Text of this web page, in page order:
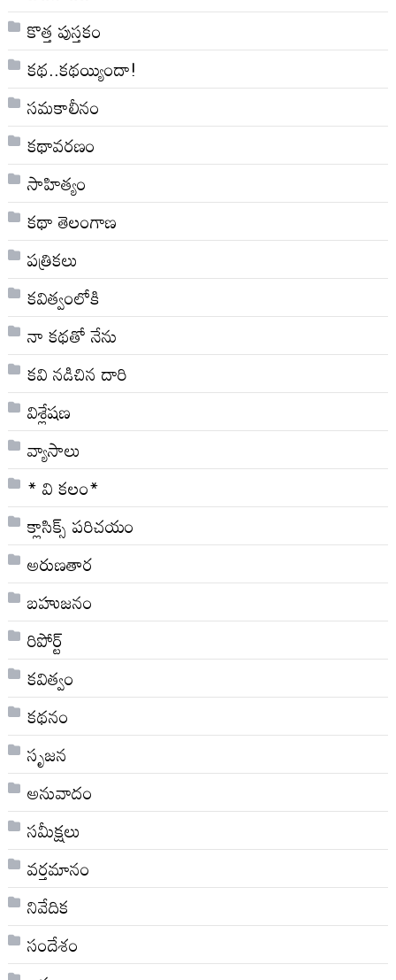
కొత్త పుస్తకం
కథ..కథయ్యిందా!
సమకాలీనం
కథావరణం
సాహిత్యం
కథా తెలంగాణ
పత్రికలు
కవిత్వంలోకి
నా క‌థ‌తో నేను
కవి నడిచిన దారి
విశ్లేషణ
వ్యాసాలు
* వి క‌లం*
క్లాసిక్స్ ప‌రిచ‌యం
అరుణతార
బహుజనం
రిపోర్ట్
కవిత్వం
కథనం
సృజన
అనువాదం
సమీక్షలు
వర్తమానం
నివేదిక
సందేశం